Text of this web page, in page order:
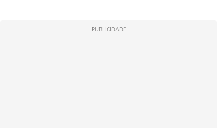
PUBLICIDADE